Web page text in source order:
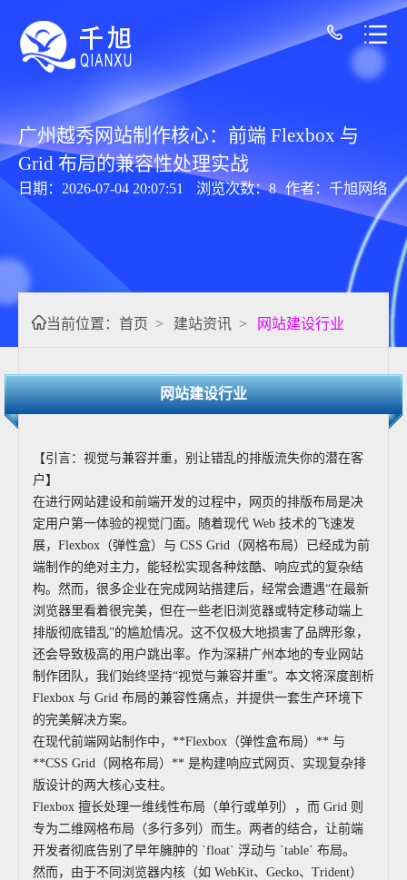
广州越秀网站制作核心：前端 Flexbox 与
Grid 布局的兼容性处理实战
日期：2026-07-04 20:07:51 浏览次数：8 作者：千旭网络
当前位置： 首页 > 建站资讯 > 网站建设行业
网站建设行业
【引言：视觉与兼容并重，别让错乱的排版流失你的潜在客
户】
在进行网站建设和前端开发的过程中，网页的排版布局是决
定用户第一体验的视觉门面。随着现代 Web 技术的飞速发
展，Flexbox（弹性盒）与 CSS Grid（网格布局）已经成为前
端制作的绝对主力，能轻松实现各种炫酷、响应式的复杂结
构。然而，很多企业在完成网站搭建后，经常会遭遇“在最新
浏览器里看着很完美，但在一些老旧浏览器或特定移动端上
排版彻底错乱”的尴尬情况。这不仅极大地损害了品牌形象，
还会导致极高的用户跳出率。作为深耕广州本地的专业网站
制作团队，我们始终坚持“视觉与兼容并重”。本文将深度剖析
Flexbox 与 Grid 布局的兼容性痛点，并提供一套生产环境下
的完美解决方案。
在现代前端网站制作中，**Flexbox（弹性盒布局）** 与
**CSS Grid（网格布局）** 是构建响应式网页、实现复杂排
版设计的两大核心支柱。
Flexbox 擅长处理一维线性布局（单行或单列），而 Grid 则
专为二维网格布局（多行多列）而生。两者的结合，让前端
开发者彻底告别了早年臃肿的 `float` 浮动与 `table` 布局。
然而，由于不同浏览器内核（如 WebKit、Gecko、Trident）